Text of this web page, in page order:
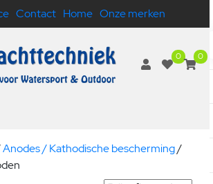
Contact Home Onze merken
0 0
Anodes / Kathodische bescherming/